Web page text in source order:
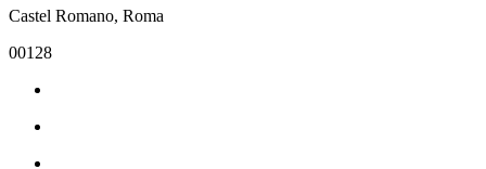
Castel Romano, Roma
00128